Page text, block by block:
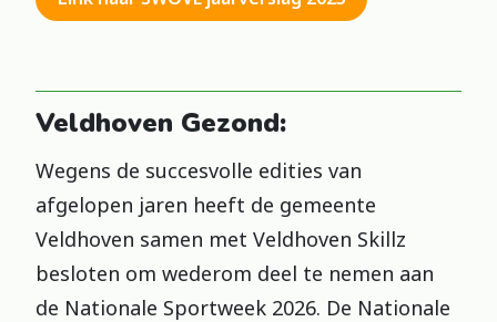
Veldhoven Gezond:
Wegens de succesvolle edities van
afgelopen jaren heeft de gemeente
Veldhoven samen met Veldhoven Skillz
besloten om wederom deel te nemen aan
de Nationale Sportweek 2026. De Nationale